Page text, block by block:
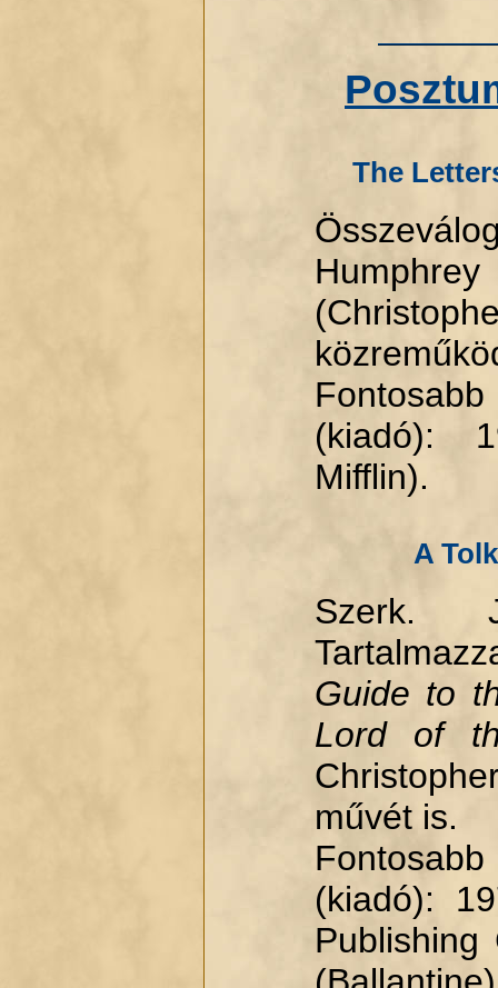
The
(kiadó):
Mifflin).
A
Szerk.
Guide to
Lord of
művét is.
(kiadó):
Publishing